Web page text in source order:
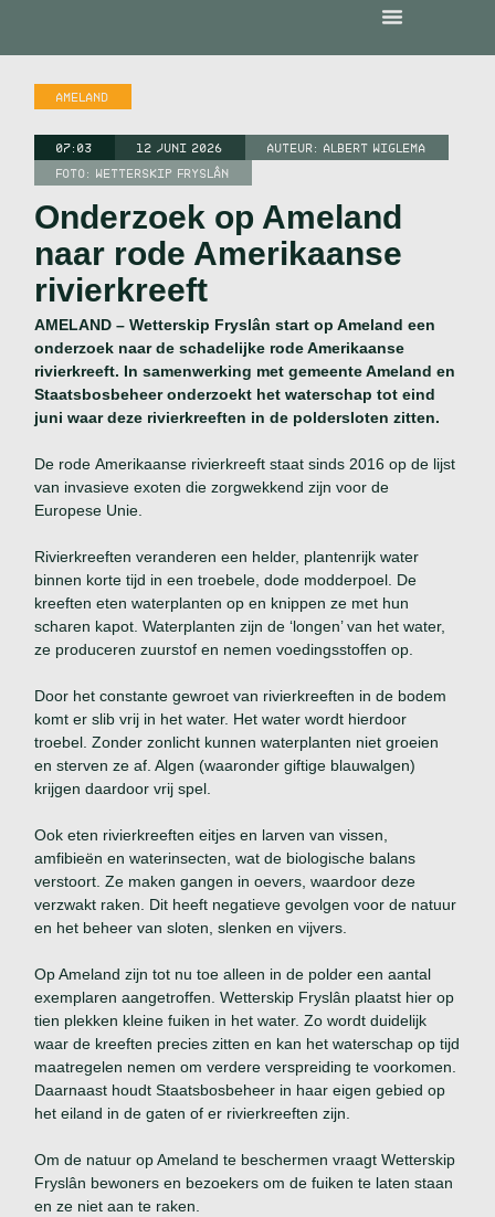
AMELAND
07:03 12 JUNI 2026 AUTEUR:ALBERT WIGLEMA
FOTO: WETTERSKIP FRYSLÂN
Onderzoek op Ameland
naar rode Amerikaanse
rivierkreeft
AMELAND – Wetterskip Fryslân start op Ameland een
onderzoek naar de schadelijke rode Amerikaanse
rivierkreeft. In samenwerking met gemeente Ameland en
Staatsbosbeheer onderzoekt het waterschap tot eind
juni waar deze rivierkreeften in de poldersloten zitten.
De rode Amerikaanse rivierkreeft staat sinds 2016 op de lijst
van invasieve exoten die zorgwekkend zijn voor de
Europese Unie.
Rivierkreeften veranderen een helder, plantenrijk water
binnen korte tijd in een troebele, dode modderpoel. De
kreeften eten waterplanten op en knippen ze met hun
scharen kapot. Waterplanten zijn de ‘longen’ van het water,
ze produceren zuurstof en nemen voedingsstoffen op.
Door het constante gewroet van rivierkreeften in de bodem
komt er slib vrij in het water. Het water wordt hierdoor
troebel. Zonder zonlicht kunnen waterplanten niet groeien
en sterven ze af. Algen (waaronder giftige blauwalgen)
krijgen daardoor vrij spel.
Ook eten rivierkreeften eitjes en larven van vissen,
amfibieën en waterinsecten, wat de biologische balans
verstoort. Ze maken gangen in oevers, waardoor deze
verzwakt raken. Dit heeft negatieve gevolgen voor de natuur
en het beheer van sloten, slenken en vijvers.
Op Ameland zijn tot nu toe alleen in de polder een aantal
exemplaren aangetroffen. Wetterskip Fryslân plaatst hier op
tien plekken kleine fuiken in het water. Zo wordt duidelijk
waar de kreeften precies zitten en kan het waterschap op tijd
maatregelen nemen om verdere verspreiding te voorkomen.
Daarnaast houdt Staatsbosbeheer in haar eigen gebied op
het eiland in de gaten of er rivierkreeften zijn.
Om de natuur op Ameland te beschermen vraagt Wetterskip
Fryslân bewoners en bezoekers om de fuiken te laten staan
en ze niet aan te raken.